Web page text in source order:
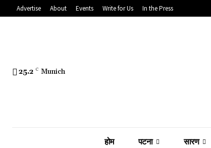
Advertise About Events Write for Us In the Press
25.2 C Munich
होम पटना सारण